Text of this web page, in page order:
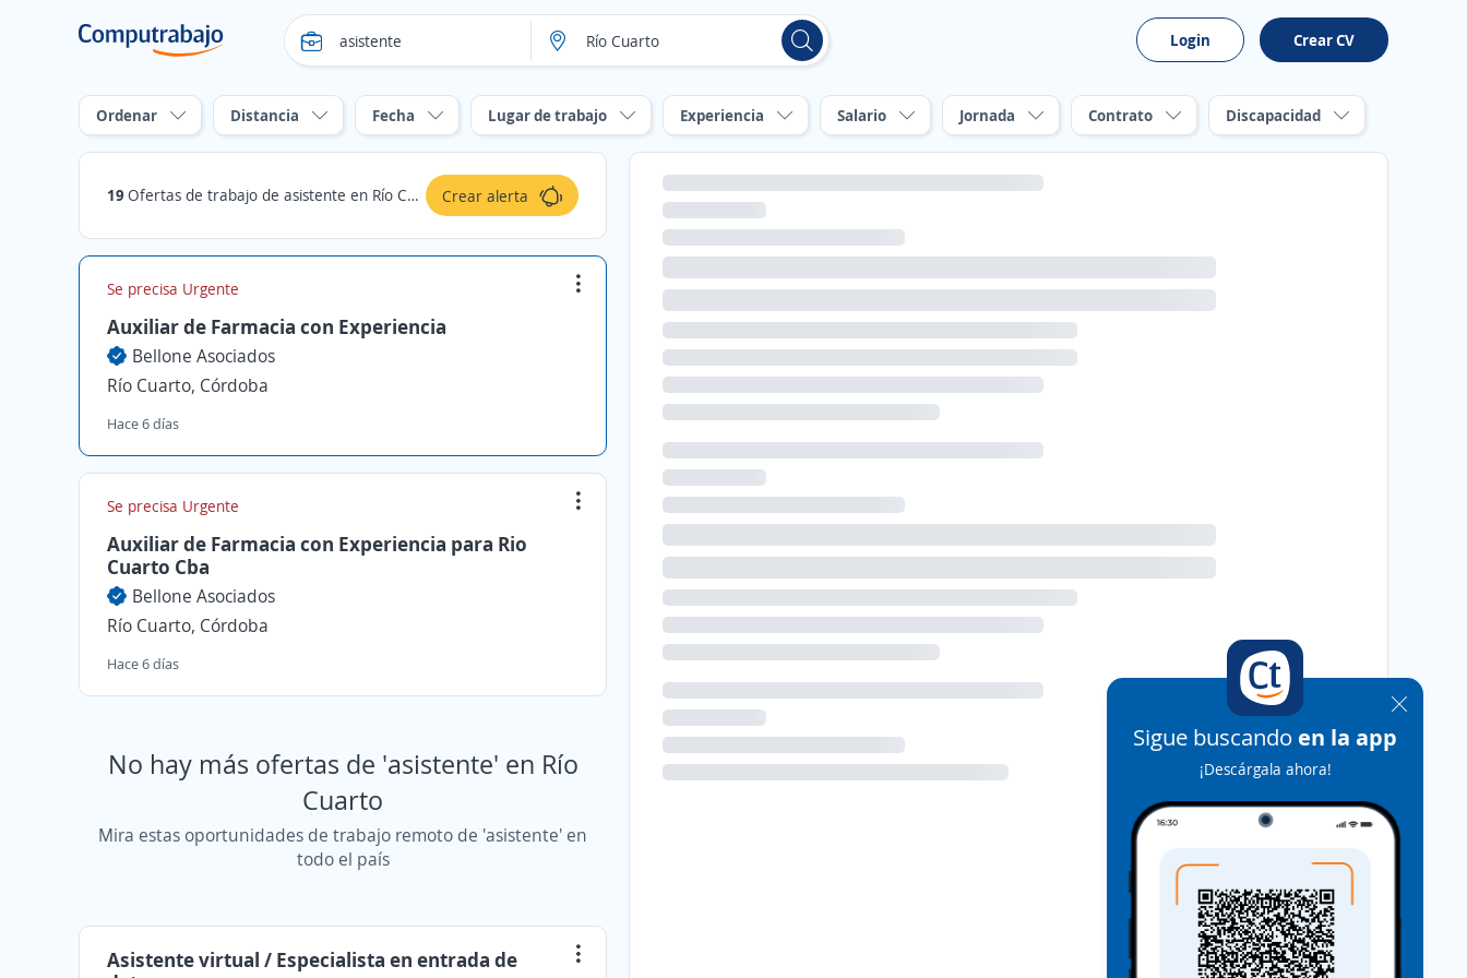
Login Crear CV
Ordenar Distancia Fecha Lugar de trabajo Experiencia Salario Jornada Contrato Discapacidad
19 Ofertas de trabajo de asistente en Río Cuarto, Córdoba Crear alerta
Se precisa Urgente
Auxiliar de Farmacia con Experiencia
Bellone Asociados
Río Cuarto, Córdoba
Hace 6 días
Se precisa Urgente
Auxiliar de Farmacia con Experiencia para Rio
Cuarto Cba
Bellone Asociados
Río Cuarto, Córdoba
Hace 6 días
No hay más ofertas de 'asistente' en Río
Cuarto
Mira estas oportunidades de trabajo remoto de 'asistente' en
todo el país
Asistente virtual / Especialista en entrada de
Sigue buscando en la app
¡Descárgala ahora!